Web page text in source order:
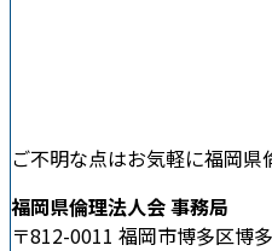
ご不明な点はお気軽に福岡
福岡県倫理法人会 事務局
〒812-0011 福岡市博多区博